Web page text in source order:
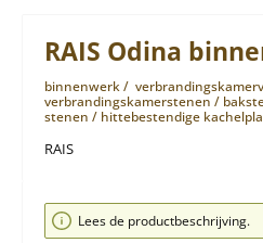
RAIS Odina
binnenwerk /
verbrandingskamerstenen /
stenen / hittebestendige
RAIS
Afbeeldingengalerij overslaan
Lees de productbeschrijving.